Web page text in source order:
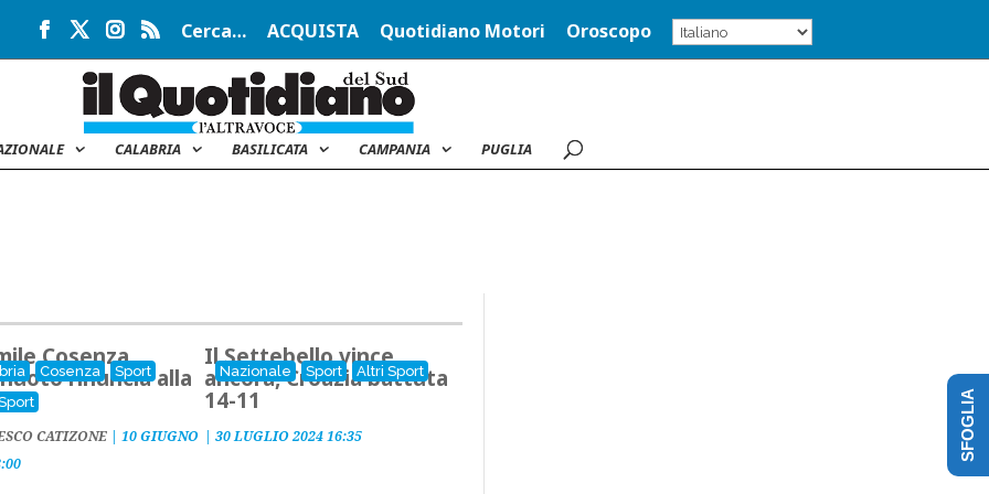
Cerca… ACQUISTA Quotidiano Motori Oroscopo
CALABRIA BASILICATA CAMPANIA PUGLIA
Cosenza
Sport
Cosenza
rinuncia alla
A1
CATIZONE |10 GIUGNO
Nazionale Sport Altri Sport
Il Settebello vince
ancora, Croazia battuta
14-11
|30 LUGLIO 2024 16:35 SFOGLIA